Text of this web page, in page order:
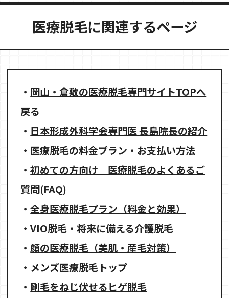
医療脱毛に関連するページ
・ 岡山・倉敷の医療脱毛専門サイトTOPへ
戻る
・ 日本形成外科学会専門医 長島院長の紹介
・ 医療脱毛の料金プラン・お支払い方法
・初めての方向け｜医療脱毛のよくあるご
質問(FAQ)
・全身医療脱毛プラン（料金と効果）
・VIO脱毛・将来に備える介護脱毛
・顔の医療脱毛（美肌・産毛対策）
・ メンズ医療脱毛トップ
・ 剛毛をねじ伏せるヒゲ脱毛